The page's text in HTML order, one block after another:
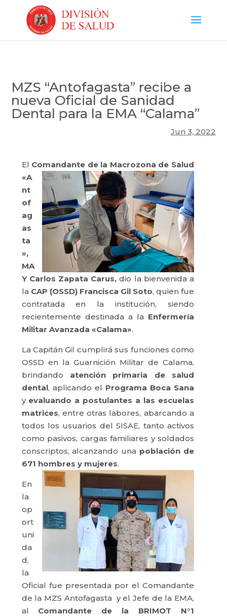
MZS “Antofagasta” recibe a
nueva Oficial de Sanidad
Dental para la EMA “Calama”
Jun 3, 2022
El Comandante de la Macrozona de Salud
«A
nt
of
ag
as
ta
»,
MA
Y Carlos Zapata Carus, dio la bienvenida a
la CAP (OSSD) Francisca Gil Soto, quien fue
contratada en la institución, siendo
recientemente destinada a la Enfermería
Militar Avanzada «Calama».
La Capitán Gil cumplirá sus funciones como
OSSD en la Guarnición Militar de Calama,
brindando atención primaria de salud
dental, aplicando el Programa Boca Sana
y evaluando a postulantes a las escuelas
matrices, entre otras labores, abarcando a
todos los usuarios del SISAE, tanto activos
como pasivos, cargas familiares y soldados
conscriptos, alcanzando una población de
671 hombres y mujeres.
En
la
op
ort
uni
da
d,
la
Oficial fue presentada por el Comandante
de la MZS Antofagasta y el Jefe de la EMA,
al Comandante de la BRIMOT N°1